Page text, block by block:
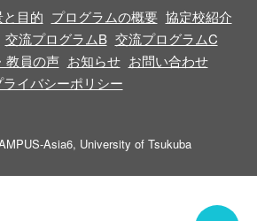
目的 プログラムの概要 協定校紹介
交流プログラムB 交流プログラムC
教員の声 お知らせ お問い合わせ
ライバシーポリシー
Asia6, University of Tsukuba